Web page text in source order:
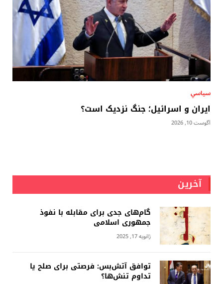
سياسي
ایران و اسرائیل؛ جنگ نزدیک است؟
آگوست 10, 2026
آخرین
گام‌های جدی برای مقابله با نفوذ
جمهوری اسلامى
ژانویه 17, 2025
توافق آتش‌بس: فرصتی برای صلح یا
تداوم تنش‌ها؟